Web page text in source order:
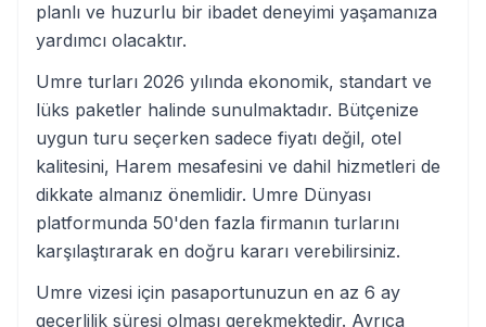
planlı ve huzurlu bir ibadet deneyimi yaşamanıza
yardımcı olacaktır.
Umre turları 2026 yılında ekonomik, standart ve
lüks paketler halinde sunulmaktadır. Bütçenize
uygun turu seçerken sadece fiyatı değil, otel
kalitesini, Harem mesafesini ve dahil hizmetleri de
dikkate almanız önemlidir. Umre Dünyası
platformunda 50'den fazla firmanın turlarını
karşılaştırarak en doğru kararı verebilirsiniz.
Umre vizesi için pasaportunuzun en az 6 ay
geçerlilik süresi olması gerekmektedir. Ayrıca